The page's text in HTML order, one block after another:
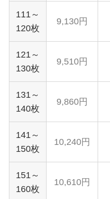
111～
120枚
9,130円
121～
130枚
9,510円
131～
140枚
9,860円
141～
150枚
10,240円
151～
160枚
10,610円